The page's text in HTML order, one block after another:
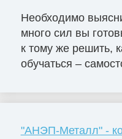
Необходимо
много сил вы
к тому же решить,
обучаться –
"АНЭП-Металл" -